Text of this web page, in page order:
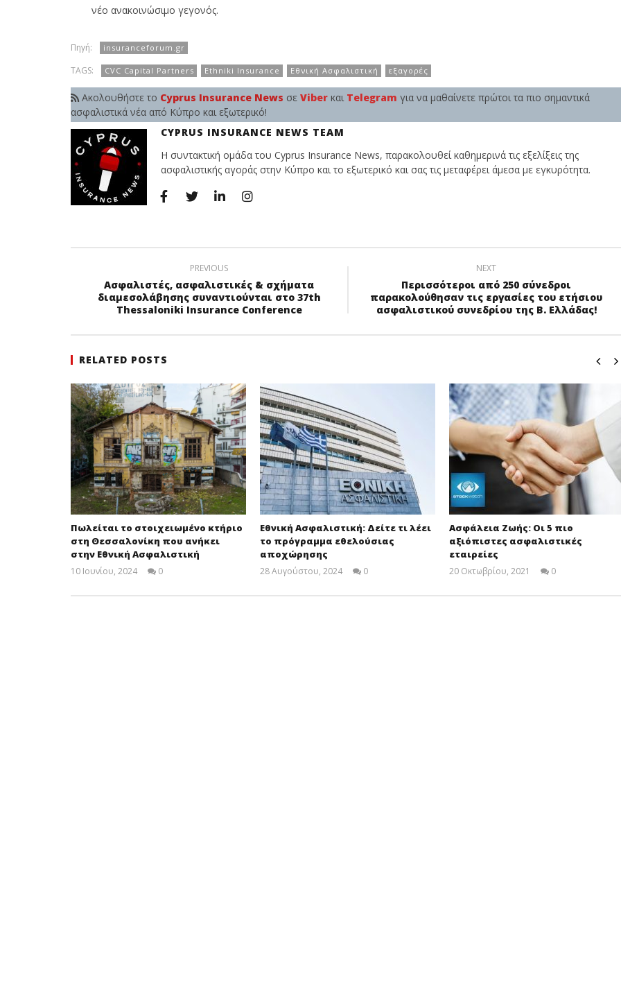
νέο ανακοινώσιμο γεγονός.
Πηγή: insuranceforum.gr
TAGS: CVC Capital Partners Ethniki Insurance Εθνική Ασφαλιστική εξαγορές
Ακολουθήστε το Cyprus Insurance News σε Viberκαι Telegram για να μαθαίνετε πρώτοι τα πιο σημαντικά
ασφαλιστικά νέα από Κύπρο και εξωτερικό!
CYPRUS INSURANCE NEWS TEAM
Η συντακτική ομάδα του Cyprus Insurance News, παρακολουθεί καθημερινά τις εξελίξεις της
ασφαλιστικής αγοράς στην Κύπρο και το εξωτερικό και σας τις μεταφέρει άμεσα με εγκυρότητα.
PREVIOUS
Ασφαλιστές, ασφαλιστικές & σχήματα
διαμεσολάβησης συναντιούνται στο 37th
Thessaloniki Insurance Conference
NEXT
Περισσότεροι από 250 σύνεδροι
παρακολούθησαν τις εργασίες του ετήσιου
ασφαλιστικού συνεδρίου της Β. Ελλάδας!
RELATED POSTS
Πωλείται το στοιχειωμένο κτήριο
στη Θεσσαλονίκη που ανήκει
στην Εθνική Ασφαλιστική
10 Ιουνίου, 2024
0
Εθνική Ασφαλιστική: Δείτε τι λέει
το πρόγραμμα εθελούσιας
αποχώρησης
28 Αυγούστου, 2024
0
Ασφάλεια Ζωής: Οι 5 πιο
αξιόπιστες ασφαλιστικές
εταιρείες
20 Οκτωβρίου, 2021
Insurance
0